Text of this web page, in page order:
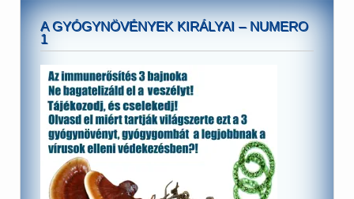
A GYÓGYNÖVÉNYEK KIRÁLYAI – NUMERO
1